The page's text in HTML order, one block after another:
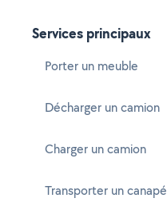
Services principaux
Porter un meuble
Décharger un camion
Charger un camion
Transporter un canapé